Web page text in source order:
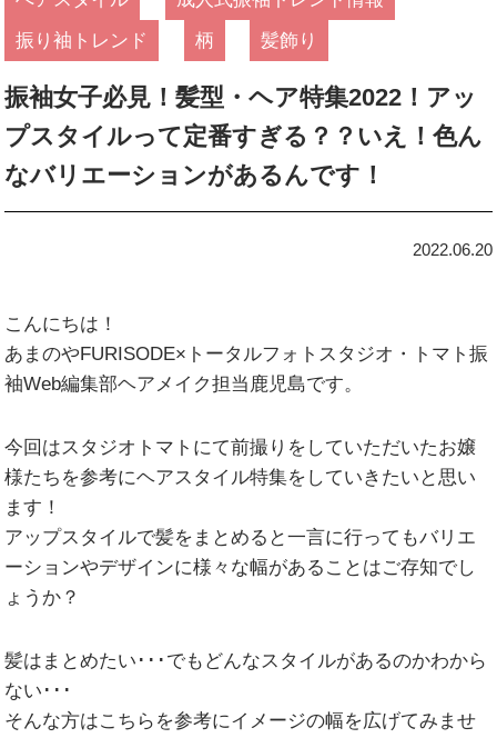
振り袖トレンド
柄 髪飾り
振袖女子必見！髪型・ヘア特集2022！アッ
プスタイルって定番すぎる？？いえ！色ん
なバリエーションがあるんです！
2022.06.20
こんにちは！
あまのやFURISODE×トータルフォトスタジオ・トマト振
袖Web編集部ヘアメイク担当鹿児島です。
今回はスタジオトマトにて前撮りをしていただいたお嬢
様たちを参考にヘアスタイル特集をしていきたいと思い
ます！
アップスタイルで髪をまとめると一言に行ってもバリエ
ーションやデザインに様々な幅があることはご存知でし
ょうか？
髪はまとめたい･･･でもどんなスタイルがあるのかわから
ない･･･
そんな方はこちらを参考にイメージの幅を広げてみませ